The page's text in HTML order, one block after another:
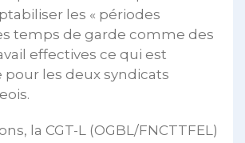
les « périodes
temps de garde comme des
effectives ce qui est
les deux syndicats
la CGT-L (OGBL/FNCTTFEL)